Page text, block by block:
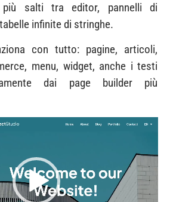
salti tra editor, pannelli di
infinite di stringhe.
con tutto: pagine, articoli,
menu, widget, anche i testi
dai page builder più